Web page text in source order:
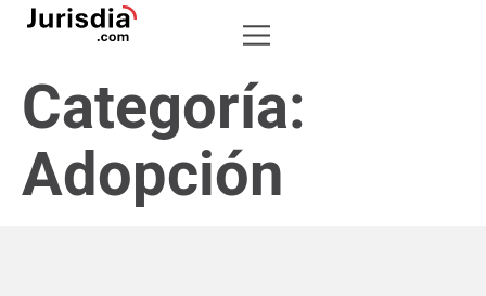
Categoría:
Adopción